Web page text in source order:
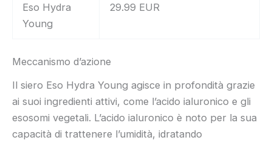
Eso Hydra
Young
29.99 EUR
Meccanismo d’azione
Il siero Eso Hydra Young agisce in profondità grazie
ai suoi ingredienti attivi, come l’acido ialuronico e gli
esosomi vegetali. L’acido ialuronico è noto per la sua
capacità di trattenere l’umidità, idratando